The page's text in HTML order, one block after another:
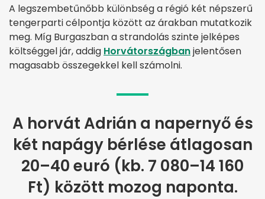
A legszembetűnőbb különbség a régió két népszerű
tengerparti célpontja között az árakban mutatkozik
meg. Míg Burgaszban a strandolás szinte jelképes
költséggel jár, addig Horvátországbanjelentősen
magasabb összegekkel kell számolni.
A horvát Adrián a napernyő és
két napágy bérlése átlagosan
20–40 euró (kb. 7 080–14 160
Ft) között mozog naponta.